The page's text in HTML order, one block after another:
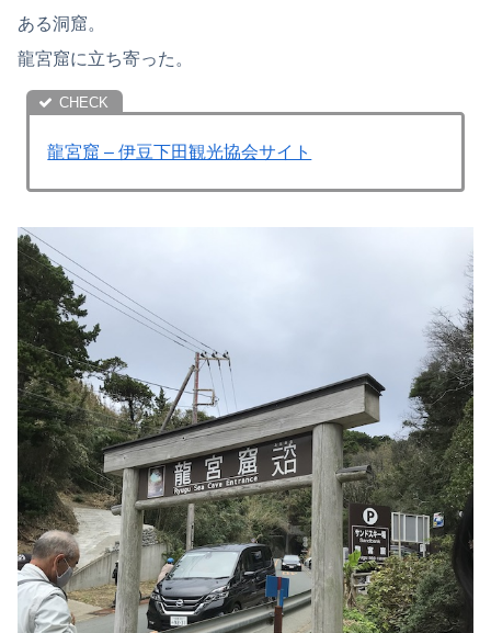
ある洞窟。
龍宮窟に立ち寄った。
龍宮窟 – 伊豆下田観光協会サイト